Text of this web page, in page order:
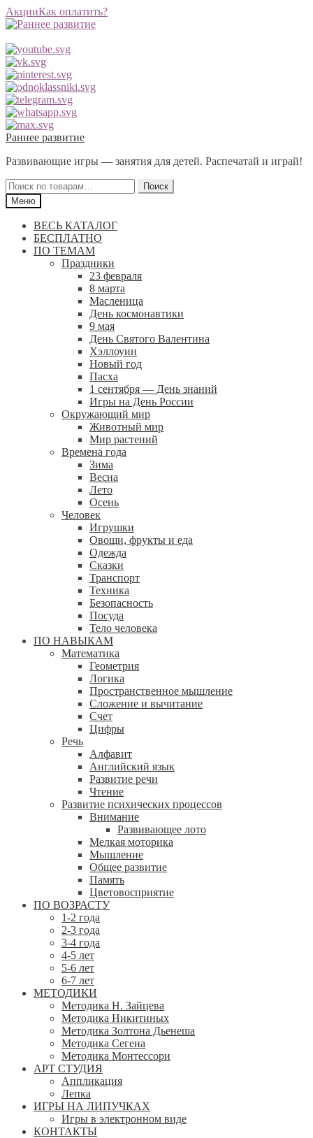
АкцииКак оплатить?
Перейти
навигации
Перейти
содержимому
Раннее развитие
Развивающие игры — занятия для детей. Распечатай и играй!
Искать:
Поиск
Меню
ВЕСЬ КАТАЛОГ
БЕСПЛАТНО
ПО ТЕМАМ
Праздники
23 февраля
8 марта
Масленица
День космонавтики
9 мая
День Святого Валентина
Хэллоуин
Новый год
Пасха
1 сентября — День знаний
Игры на День России
Окружающий мир
Животный мир
Мир растений
Времена года
Зима
Весна
Лето
Осень
Человек
Игрушки
Овощи, фрукты и еда
Одежда
Сказки
Транспорт
Техника
Безопасность
Посуда
Тело человека
ПО НАВЫКАМ
Математика
Геометрия
Логика
Пространственное мышление
Сложение и вычитание
Счет
Цифры
Речь
Алфавит
Английский язык
Развитие речи
Чтение
Развитие психических процессов
Внимание
Развивающее лото
Мелкая моторика
Мышление
Общее развитие
Память
Цветовосприятие
ПО ВОЗРАСТУ
1-2 года
2-3 года
3-4 года
4-5 лет
5-6 лет
6-7 лет
МЕТОДИКИ
Методика Н. Зайцева
Методика Никитиных
Методика Золтона Дьенеша
Методика Сегена
Методика Монтессори
АРТ СТУДИЯ
Аппликация
Лепка
ИГРЫ НА ЛИПУЧКАХ
Игры в электронном виде
КОНТАКТЫ